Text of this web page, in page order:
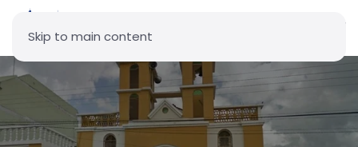
Skip to main content